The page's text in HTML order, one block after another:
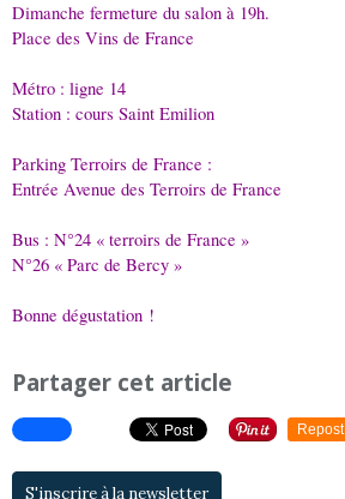
Dimanche fermeture du salon à 19h.
Place des Vins de France
Métro : ligne 14
Station : cours Saint Emilion
Parking Terroirs de France :
Entrée Avenue des Terroirs de France
Bus : N°24 « terroirs de France »
N°26 « Parc de Bercy »
Bonne dégustation !
Partager cet article
Repost
S'inscrire à la newsletter